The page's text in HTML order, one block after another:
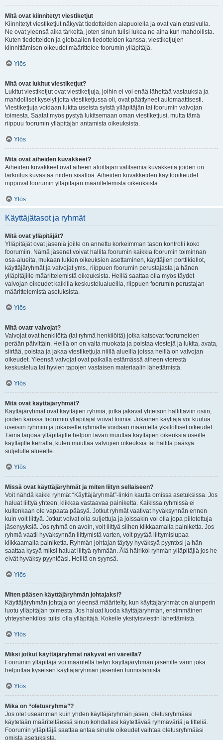
Mitä ovat kiinnitetyt viestiketjut
Kiinnitetyt viestiketjut näkyvät tiedotteiden alapuolella ja ovat vain etusivulla.
Ne ovat yleensä aika tärkeitä, joten sinun tulisi lukea ne aina kun mahdollista.
Kuten tiedotteiden ja globaalien tiedotteiden kanssa, viestiketjujen
kiinnittämisen oikeudet määrittelee foorumin ylläpitäjä.
Ylös
Mitä ovat lukitut viestiketjut?
Lukitut viestiketjut ovat viestiketjuja, joihin ei voi enää lähettää vastauksia ja
mahdolliset kyselyt joita viestiketjussa oli, ovat päättyneet automaattisesti.
Viestiketjuja voidaan lukita useista syistä ylläpitäjän tai foorumin valvojan
toimesta. Saatat myös pystyä lukitsemaan oman viestiketjusi, mutta tämä
riippuu foorumin ylläpitäjän antamista oikeuksista.
Ylös
Mitä ovat aiheiden kuvakkeet?
Aiheiden kuvakkeet ovat aiheen aloittajan valitsemia kuvakkeita joiden on
tarkoitus kuvastaa niiden sisältöä. Aiheiden kuvakkeiden käyttöoikeudet
riippuvat foorumin ylläpitäjän määrittelemistä oikeuksista.
Ylös
Käyttäjätasot ja ryhmät
Mitä ovat ylläpitäjät?
Ylläpitäjät ovat jäseniä joille on annettu korkeimman tason kontrolli koko
foorumiin. Nämä jäsenet voivat hallita foorumin kaikkia foorumin toiminnan
osa-alueita, mukaan lukien oikeuksien asettaminen, käyttäjien porttikiellot,
käyttäjäryhmät ja valvojat yms., riippuen foorumin perustajasta ja hänen
ylläpitäjille määrittelemistä oikeuksista. Heillä saattaa olla myös täydet
valvojan oikeudet kaikilla keskustelualueilla, riippuen foorumin perustajan
määrittelemistä asetuksista.
Ylös
Mitä ovatr valvojat?
Valvojat ovat henkilöitä (tai ryhmä henkilöitä) jotka katsovat foorumeiden
perään päivittäin. Heillä on on valta muokata ja poistaa viestejä ja lukita, avata,
siirtää, poistaa ja jakaa viestiketjuja niillä alueilla joissa heillä on valvojan
oikeudet. Yleensä valvojat ovat paikalla estämässä aiheen vierestä
keskustelua tai hyvien tapojen vastaisen materiaalin lähettämistä.
Ylös
Mitä ovat käyttäjäryhmät?
Käyttäjäryhmät ovat käyttäjien ryhmiä, jotka jakavat yhteisön hallittaviin osiin,
joiden kanssa foorumin ylläpitäjät voivat toimia. Jokainen käyttäjä voi kuulua
useisiin ryhmiin ja jokaiselle ryhmälle voidaan määritellä yksilölliset oikeudet.
Tämä tarjoaa ylläpitäjille helpon tavan muuttaa käyttäjien oikeuksia useille
käyttäjille kerralla, kuten muuttaa valvojien oikeuksia tai hallita pääsyä
suljetulle alueelle.
Ylös
Missä ovat käyttäjäryhmät ja miten liityn sellaiseen?
Voit nähdä kaikki ryhmät “Käyttäjäryhmät”-linkin kautta omissa asetuksissa. Jos
haluat liittyä yhteen, klikkaa vastaavaa painiketta. Kaikissa ryhmissä ei
kuitenkaan ole vapaata pääsyä. Jotkut ryhmät vaativat hyväksynnän ennen
kuin voit liittyä. Jotkut voivat olla suljettuja ja joissakin voi olla jopa piilotettuja
jäsenyyksiä. Jos ryhmä on avoin, voit liittyä siihen klikkaamalla painiketta. Jos
ryhmä vaatii hyväksynnän liittymistä varten, voit pyytää liittymislupaa
klikkaamalla painiketta. Ryhmän johtajan täytyy hyväksyä pyyntösi ja hän
saattaa kysyä miksi haluat liittyä ryhmään. Älä häiriköi ryhmän ylläpitäjiä jos he
eivät hyväksy pyyntöäsi. Heillä on syynsä.
Ylös
Miten pääsen käyttäjäryhmän johtajaksi?
Käyttäjäryhmän johtaja on yleensä määritelty, kun käyttäjäryhmät on alunperin
luotu ylläpitäjän toimesta. Jos haluat luoda käyttäjäryhmän, ensimmäinen
yhteyshenkilösi tulisi olla ylläpitäjä. Kokeile yksityisviestin lähettämistä.
Ylös
Miksi jotkut käyttäjäryhmät näkyvät eri väreillä?
Foorumin ylläpitäjä voi määritellä tietyn käyttäjäryhmän jäsenille värin joka
helpottaa kyseisen käyttäjäryhmän jäsenten tunnistamista.
Ylös
Mikä on “oletusryhmä”?
Jos olet useamman kuin yhden käyttäjäryhmän jäsen, oletusryhmääsi
käytetään määriteltäessä sinun kohdallasi käytettävää ryhmäväriä ja titteliä.
Foorumin ylläpitäjä saattaa antaa sinulle oikeudet vaihtaa oletusryhmääsi
omista asetuksista.